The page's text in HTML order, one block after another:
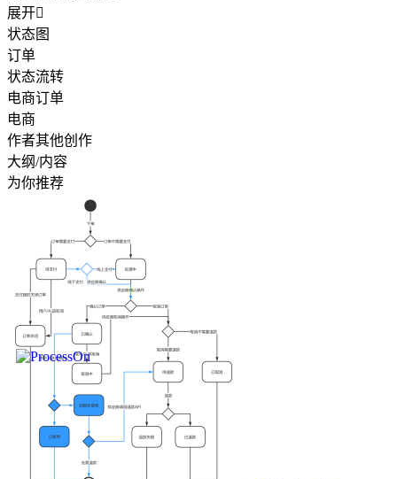
展开
状态图
订单
状态流转
电商订单
电商
作者其他创作
大纲/内容
为你推荐